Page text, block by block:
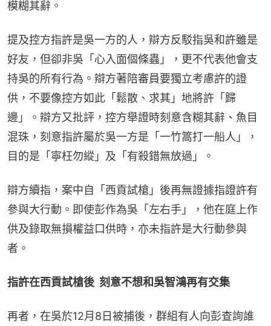
模糊其辭。
提及控方指許是吳一方的人，辯方反駁指吳和許雖是
好友，但卻非吳「心入面個條蟲」，更不代表他會支
持吳的所有行為。辯方著陪審員要獨立考慮許的證
供，不要像控方如此「鬆散、求其」地將許「歸
邊」。辯方又批評，控方舉證時刻意含糊其辭、魚目
混珠，刻意指許屬於吳一方是「一竹篙打一船人」，
目的是「寧枉勿縱」及「有殺錯無放過」。
辯方續指，案中自「西貢試槍」後再無證據指證許有
參與大行動。即使彭作為吳「左右手」，他在庭上作
供及錄取無損權益口供時，亦未指許是大行動參與
者。
指許在西貢試槍後  刻意不想和吳智鴻再有交集
再者，在吳於12月8日被捕後，群組有人向彭查詢誰